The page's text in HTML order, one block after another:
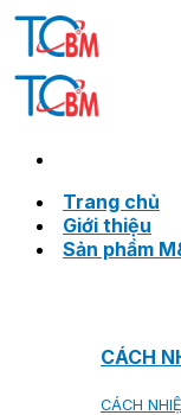
Skip
Trang chủ
Giới thiệu
Sản phẩm
CÁCH
CÁCH